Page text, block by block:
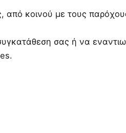
από κοινού με τους
σας ή να